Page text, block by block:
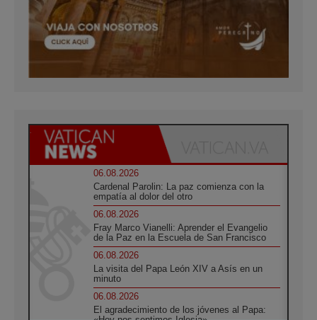
06.08.2026
Cardenal Parolin: La paz comienza con la
empatía al dolor del otro
06.08.2026
Fray Marco Vianelli: Aprender el Evangelio
de la Paz en la Escuela de San Francisco
06.08.2026
La visita del Papa León XIV a Asís en un
minuto
06.08.2026
El agradecimiento de los jóvenes al Papa: